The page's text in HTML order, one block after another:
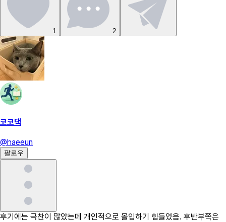
1 2
코코댁
@haeeun
팔로우
후기에는 극찬이 많았는데 개인적으로 몰입하기 힘들었음. 후반부쪽은